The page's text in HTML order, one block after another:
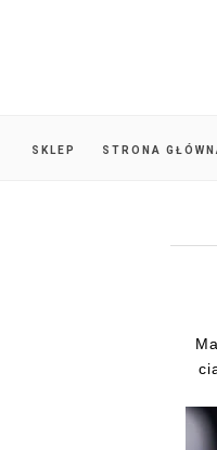
SKLEP STRONA